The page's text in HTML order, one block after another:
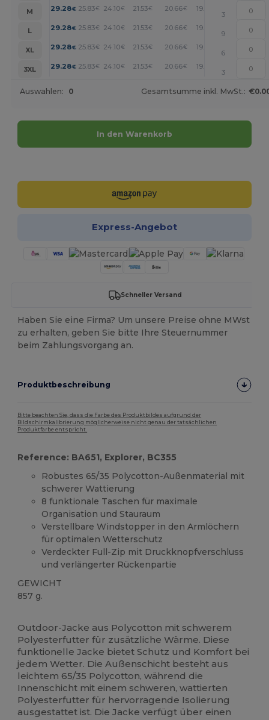
M
29.28€ 25.83€ 24.10€ 21.53€ 20.66€ 19.80
3
L
29.28€ 25.83€ 24.10€ 21.53€ 20.66€ 19.80
9
XL
29.28€ 25.83€ 24.10€ 21.53€ 20.66€ 19.80
6
3XL
29.28€ 25.83€ 24.10€ 21.53€ 20.66€ 19.80
3
Auswahlen: 0 Gesamtsumme inkl. MwSt.:
In den Warenkorb
Express-Angebot
Schneller Versand
Haben Sie eine Firma? Um unsere Preise ohne MWst
zu erhalten, geben Sie bitte Ihre Steuernummer
beim Zahlungsvorgang an.
Produktbeschreibung
Bitte beachten Sie, dass die Farbe des Produktbildes aufgrund der
Bildschirmkalibrierung möglicherweise nicht genau der tatsächlichen
Produktfarbe entspricht.
Reference: BA651, Explorer, BC355
Robustes 65/35 Polycotton-Außenmaterial mit
schwerer Wattierung
8 funktionale Taschen für maximale
Organisation und Stauraum
Verstellbare Windstopper in den Armlöchern
für optimalen Wetterschutz
Verdeckter Full-Zip mit Druckknopfverschluss
und verlängerter Rückenpartie
GEWICHT
857 g.
Outdoor-Jacke aus Polycotton mit schwerem
Polyesterfutter für zusätzliche Wärme. Diese
funktionelle Jacke bietet Schutz und Komfort bei
jedem Wetter. Die Außenschicht besteht aus
leichtem 65/35 Polycotton, während die
Innenschicht mit einem schweren, wattierten
Polyesterfutter für hervorragende Isolierung
ausgestattet ist. Die Jacke verfügt über einen